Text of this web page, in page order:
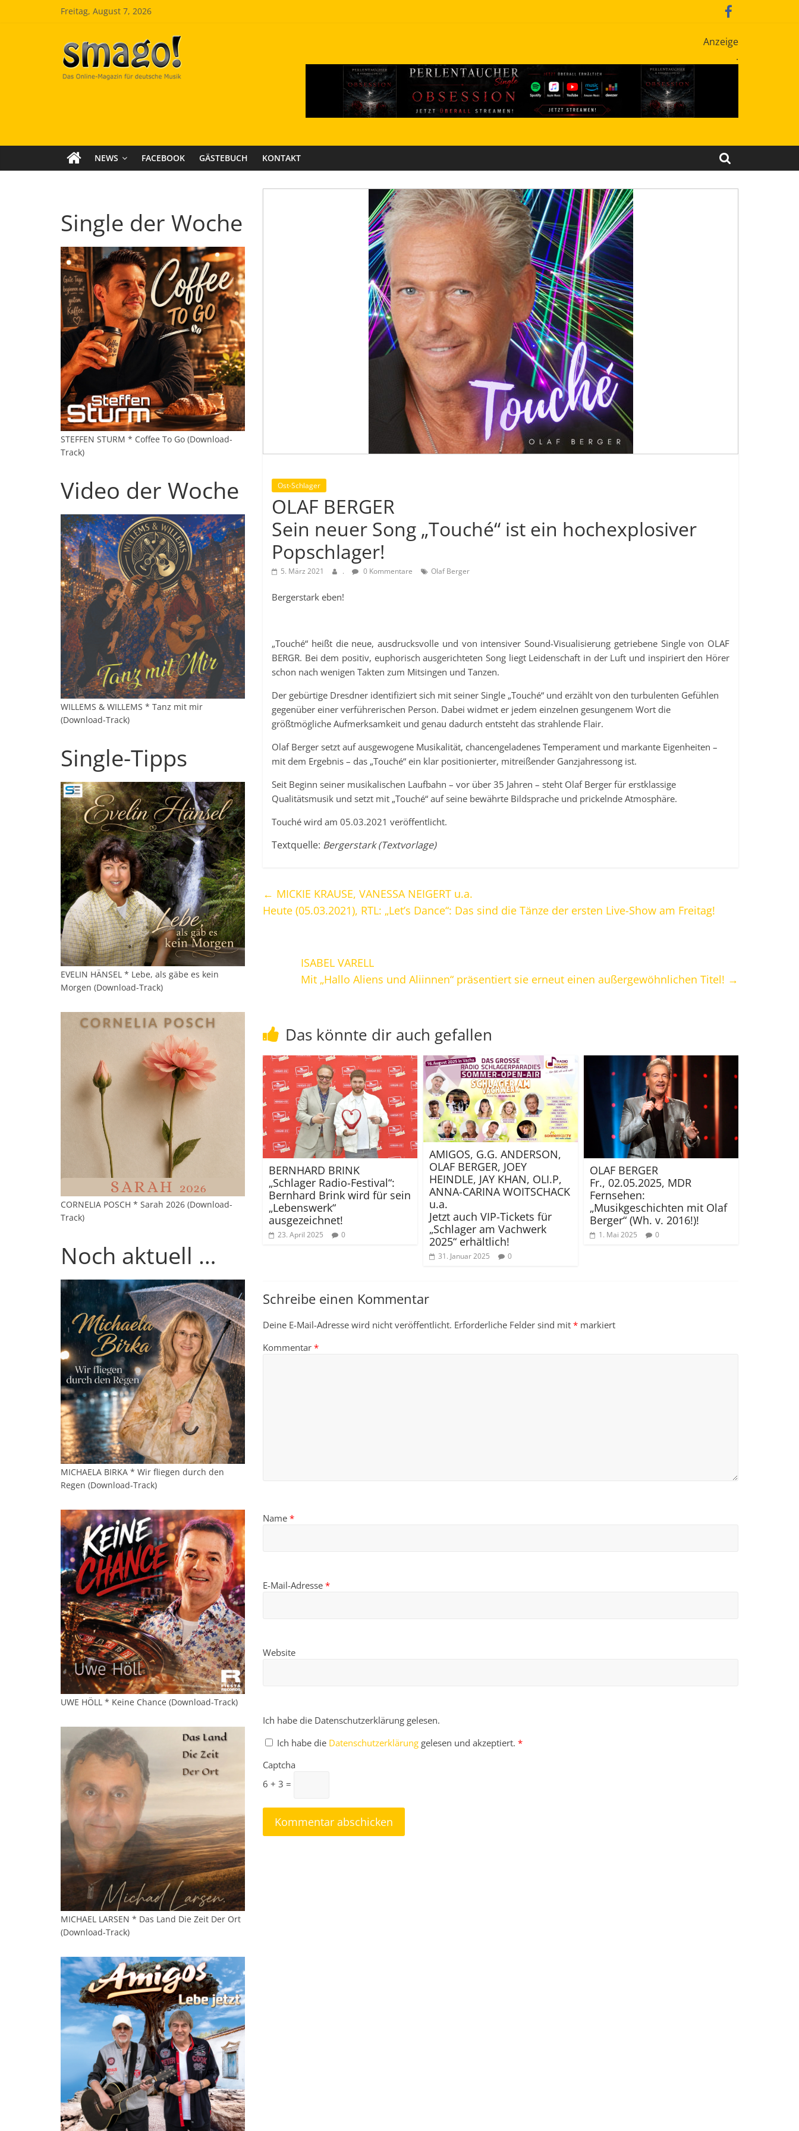
Freitag, August 7, 2026
Smago
SchlagerMAGazinOnline
Anzeige
.
NEWS FACEBOOK GÄSTEBUCH KONTAKT
Ost-Schlager
OLAF BERGER
Sein neuer Song „Touché“ ist ein hochexplosiver
Popschlager!
5. März 2021 . 0 Kommentare Olaf Berger
Bergerstark eben!
„Touché“ heißt die neue, ausdrucksvolle und von intensiver Sound-Visualisierung getriebene Single von OLAF
BERGR. Bei dem positiv, euphorisch ausgerichteten Song liegt Leidenschaft in der Luft und inspiriert den Hörer
schon nach wenigen Takten zum Mitsingen und Tanzen.
Der gebürtige Dresdner identifiziert sich mit seiner Single „Touché“ und erzählt von den turbulenten Gefühlen
gegenüber einer verführerischen Person. Dabei widmet er jedem einzelnen gesungenem Wort die
größtmögliche Aufmerksamkeit und genau dadurch entsteht das strahlende Flair.
Olaf Berger setzt auf ausgewogene Musikalität, chancengeladenes Temperament und markante Eigenheiten –
mit dem Ergebnis – das „Touché“ ein klar positionierter, mitreißender Ganzjahressong ist.
Seit Beginn seiner musikalischen Laufbahn – vor über 35 Jahren – steht Olaf Berger für erstklassige
Qualitätsmusik und setzt mit „Touché“ auf seine bewährte Bildsprache und prickelnde Atmosphäre.
Touché wird am 05.03.2021 veröffentlicht.
Textquelle: Bergerstark (Textvorlage)
← MICKIE KRAUSE, VANESSA NEIGERT u.a.
Heute (05.03.2021), RTL: „Let’s Dance“: Das sind die Tänze der ersten Live-Show am Freitag!
ISABEL VARELL
Mit „Hallo Aliens und Aliinnen“ präsentiert sie erneut einen außergewöhnlichen Titel! →
Das könnte dir auch gefallen
BERNHARD BRINK
„Schlager Radio-Festival“:
Bernhard Brink wird für sein
„Lebenswerk“
ausgezeichnet!
23. April 2025 0
AMIGOS, G.G. ANDERSON,
OLAF BERGER, JOEY
HEINDLE, JAY KHAN, OLI.P,
ANNA-CARINA WOITSCHACK
u.a.
Jetzt auch VIP-Tickets für
„Schlager am Vachwerk
2025“ erhältlich!
31. Januar 2025 0
OLAF BERGER
Fr., 02.05.2025, MDR
Fernsehen:
„Musikgeschichten mit Olaf
Berger“ (Wh. v. 2016!)!
1. Mai 2025 0
Schreibe einen Kommentar
Deine E-Mail-Adresse wird nicht veröffentlicht. Erforderliche Felder sind mit * markiert
Kommentar *
Name *
E-Mail-Adresse *
Website
Ich habe die Datenschutzerklärung gelesen.
Ich habe die Datenschutzerklärung gelesen und akzeptiert. *
Captcha
6 + 3 =
Single der Woche
STEFFEN STURM * Coffee To Go (Download-
Track)
Video der Woche
WILLEMS & WILLEMS * Tanz mit mir
(Download-Track)
Single-Tipps
EVELIN HÄNSEL * Lebe, als gäbe es kein
Morgen (Download-Track)
CORNELIA POSCH * Sarah 2026 (Download-
Track)
Noch aktuell …
MICHAELA BIRKA * Wir fliegen durch den
Regen (Download-Track)
UWE HÖLL * Keine Chance (Download-Track)
MICHAEL LARSEN * Das Land Die Zeit Der Ort
(Download-Track)